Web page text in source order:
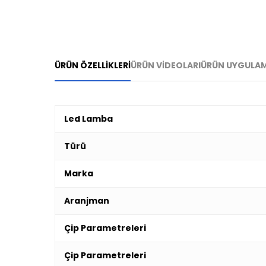
ÜRÜN ÖZELLİKLERİÜRÜN VİDEOLARIÜRÜN
Led Lamba
Türü
Marka
Aranjman
Çip Parametreleri
Çip Parametreleri